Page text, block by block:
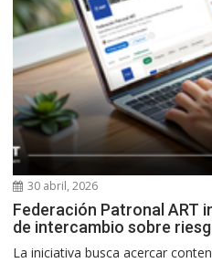
30 abril, 2026
Federación Patronal ART
de intercambio sobre
La iniciativa busca acercar